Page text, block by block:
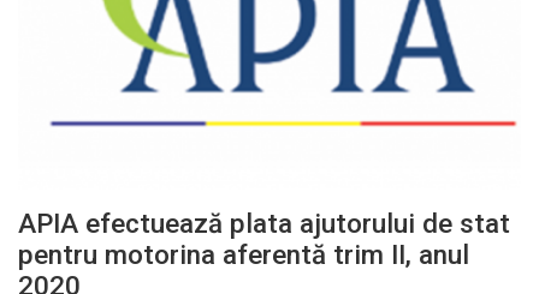
APIA efectuează plata ajutorului de stat
pentru motorina aferentă trim II, anul
2020